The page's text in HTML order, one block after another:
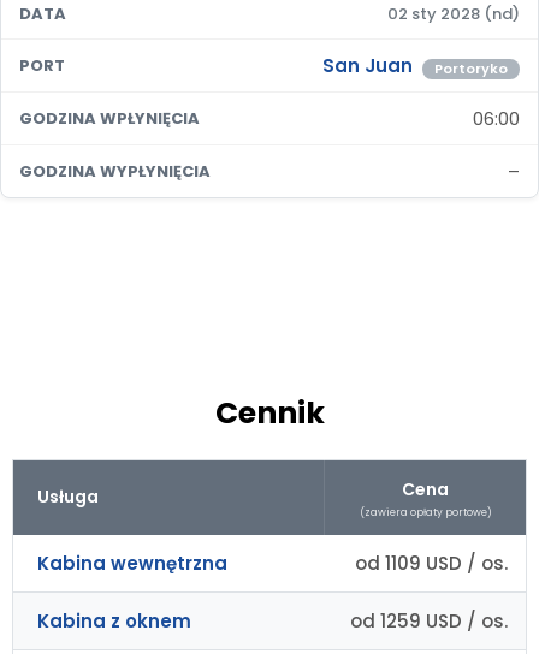
DATA 02 sty 2028 (nd)
PORT San Juan Portoryko
GODZINA WPŁYNIĘCIA 06:00
GODZINA WYPŁYNIĘCIA –
Cennik
Usługa Cena
(zawiera opłaty portowe)
Kabina wewnętrzna od 1109 USD / os.
Kabina z oknem od 1259 USD / os.